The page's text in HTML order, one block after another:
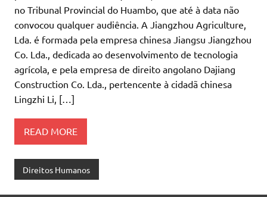
no Tribunal Provincial do Huambo, que até à data não
convocou qualquer audiência. A Jiangzhou Agriculture,
Lda. é formada pela empresa chinesa Jiangsu Jiangzhou
Co. Lda., dedicada ao desenvolvimento de tecnologia
agrícola, e pela empresa de direito angolano Dajiang
Construction Co. Lda., pertencente à cidadã chinesa
Lingzhi Li, […]
READ MORE
Direitos Humanos